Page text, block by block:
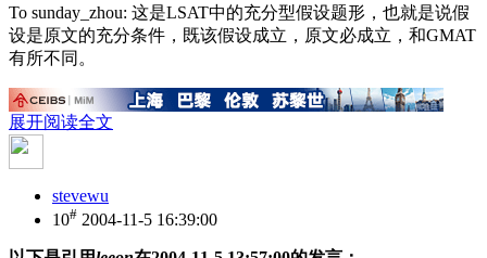
To sunday_zhou: 这是LSAT中的充分型假设题形，也就是说假
设是原文的充分条件，既该假设成立，原文必成立，和GMAT
有所不同。
展开阅读全文
stevewu
10# 2004-11-5 16:39:00